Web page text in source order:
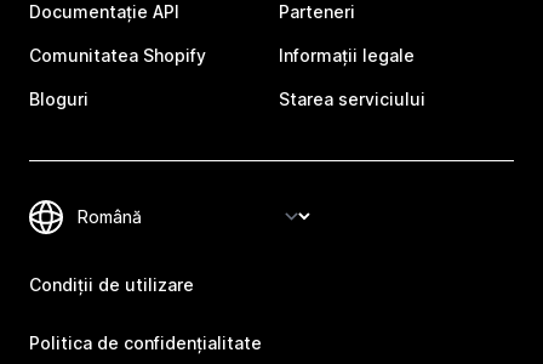
Documentație API
Comunitatea Shopify
Bloguri
Parteneri
Informații legale
Starea serviciului
Condiții de utilizare
Politica de confidențialitate